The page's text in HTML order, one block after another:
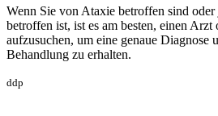
Wenn Sie von Ataxie betroffen sind oder
betroffen ist, ist es am besten, einen Arzt
aufzusuchen, um eine genaue Diagnose
Behandlung zu erhalten.
ddp